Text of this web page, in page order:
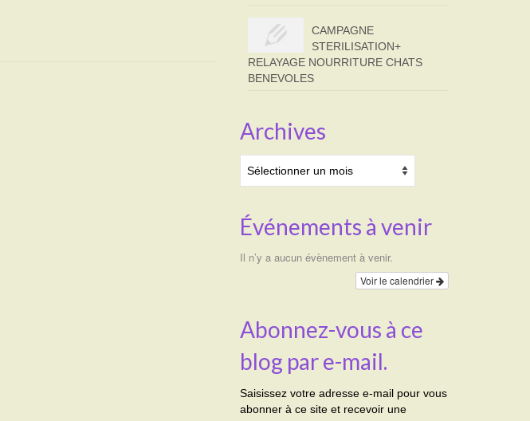
CAMPAGNE
STERILISATION+
RELAYAGE NOURRITURE CHATS
BENEVOLES
Archives
Événements à venir
Il n’y a aucun évènement à venir.
Voir le calendrier
Abonnez-vous à ce
blog par e-mail.
Saisissez votre adresse e-mail pour vous
abonner à ce site et recevoir une